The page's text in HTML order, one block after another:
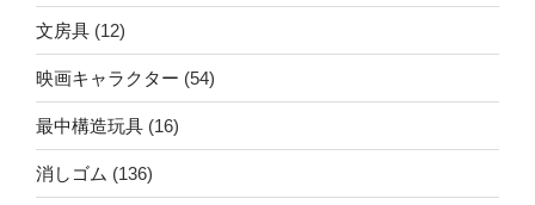
文房具 (12)
映画キャラクター (54)
最中構造玩具 (16)
消しゴム (136)